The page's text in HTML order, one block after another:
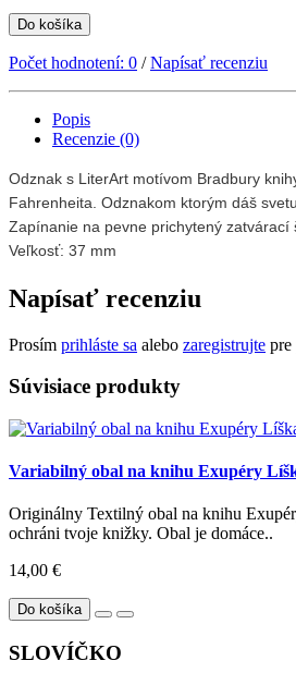
Do košíka
Počet hodnotení: 0 /Napísať recenziu
Popis
Recenzie (0)
Odznak s LiterArt motívom Bradbury
Fahrenheita. Odznakom ktorým dáš
Zapínanie na pevne prichytený zatvárací
Veľkosť: 37 mm
Napísať recenziu
Prosím prihláste sa alebo zaregistrujte pre
Súvisiace produkty
Variabilný obal na knihu Exupéry
Originálny Textilný obal na knihu
ochráni tvoje knižky. Obal je domáce..
14,00 €
Do košíka
SLOVÍČKO